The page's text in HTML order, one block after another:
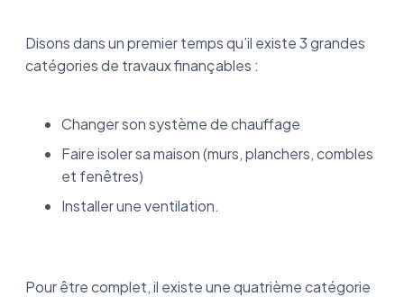
Disons dans un premier temps qu’il existe 3 grandes
catégories de travaux finançables :
Changer son système de chauffage
Faire isoler sa maison (murs, planchers, combles
et fenêtres)
Installer une ventilation.
Pour être complet, il existe une quatrième catégorie